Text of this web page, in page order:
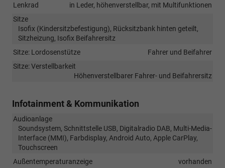
Lenkrad
in Leder, höhenverstellbar, mit Multifunktionen
Sitze
Isofix (Kindersitzbefestigung), Rücksitzbank hinten geteilt,
Sitzheizung, Isofix Beifahrersitz
Sitze: Lordosenstütze
Fahrer und Beifahrer
Sitze: Verstellbarkeit
Höhenverstellbarer Fahrer- und Beifahrersitz
Infotainment & Kommunikation
Audioanlage
Soundsystem, Schnittstelle USB, Digitalradio DAB, Multi-Media-
Interface (MMI), Farbdisplay, Android Auto, Apple CarPlay,
Touchscreen
Außentemperaturanzeige
vorhanden